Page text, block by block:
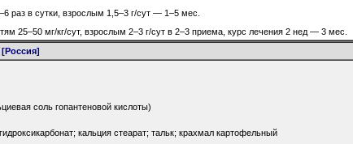
раз в сутки, взрослым 1,5–3 г/сут — 1–5 мес.
25–50 мг/кг/сут, взрослым 2–3 г/сут в 2–3 приема, курс лечения 2 нед — 3 мес.
соль гопантеновой кислоты)
кальция стеарат; тальк; крахмал картофельный